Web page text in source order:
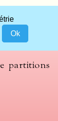
partitions